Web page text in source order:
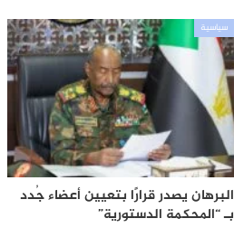
سياسية
البرهان يصدر قرارًا بتعيين أعضاء جُدد
بـ “المحكمة الدستورية”